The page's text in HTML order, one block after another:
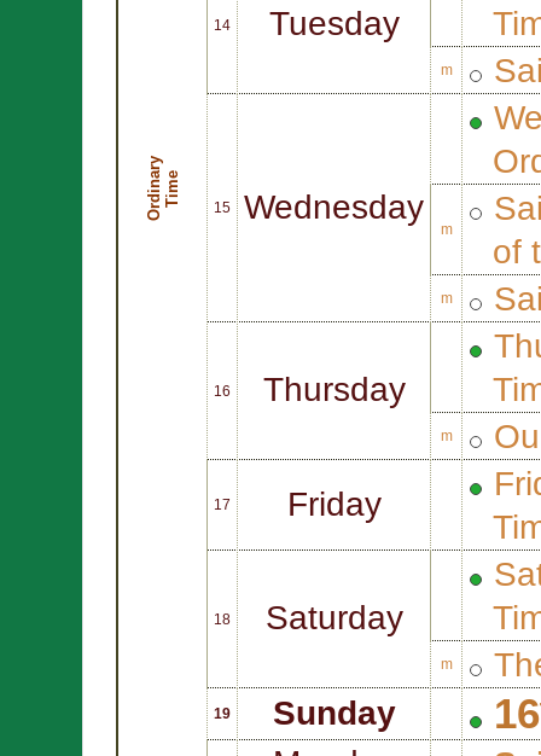
O
r
d
i
na
r
y
T
i
me
14 Tuesday
m
15 Wednesday
m
of
m
16 Thursday
m
17 Friday
18 Saturday
m
19 Sunday